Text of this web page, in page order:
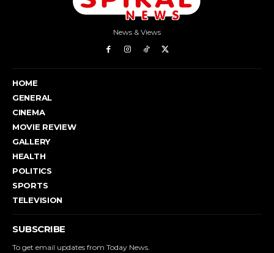
News & Views
HOME
GENERAL
CINEMA
MOVIE REVIEW
GALLERY
HEALTH
POLITICS
SPORTS
TELEVISION
SUBSCRIBE
To get email updates from Today News.